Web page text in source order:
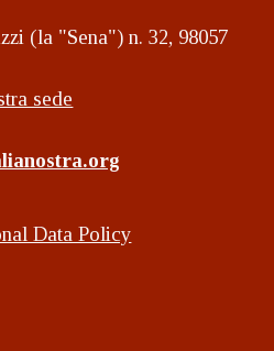
(la "Sena") n. 32, 98057
sede
Data Policy